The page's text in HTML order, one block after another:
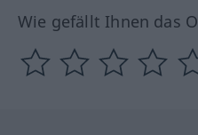
Wie gefällt Ihnen das